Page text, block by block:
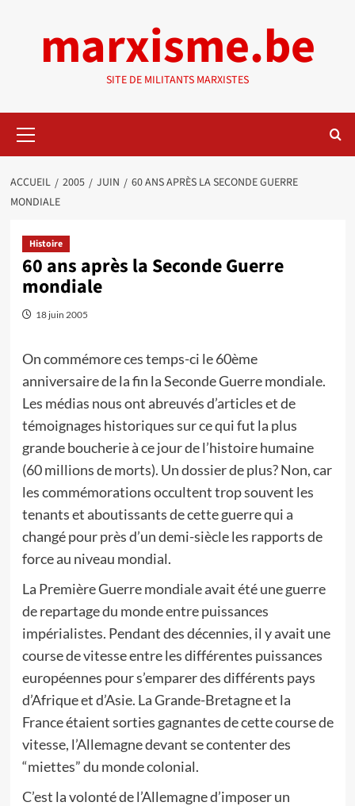
marxisme.be
SITE DE MILITANTS MARXISTES
principal
ACCUEIL 2005 JUIN
60 ANS APRÈS LA SECONDE GUERRE
MONDIALE
Histoire
60 ans après la Seconde Guerre
mondiale
18 juin 2005
On commémore ces temps-ci le 60ème
anniversaire de la fin la Seconde Guerre mondiale.
Les médias nous ont abreuvés d’articles et de
témoignages historiques sur ce qui fut la plus
grande boucherie à ce jour de l’histoire humaine
(60 millions de morts). Un dossier de plus? Non, car
les commémorations occultent trop souvent les
tenants et aboutissants de cette guerre qui a
changé pour près d’un demi-siècle les rapports de
force au niveau mondial.
La Première Guerre mondiale avait été une guerre
de repartage du monde entre puissances
impérialistes. Pendant des décennies, il y avait une
course de vitesse entre les différentes puissances
européennes pour s’emparer des différents pays
d’Afrique et d’Asie. La Grande-Bretagne et la
France étaient sorties gagnantes de cette course de
vitesse, l’Allemagne devant se contenter des
“miettes” du monde colonial.
C’est la volonté de l’Allemagne d’imposer un